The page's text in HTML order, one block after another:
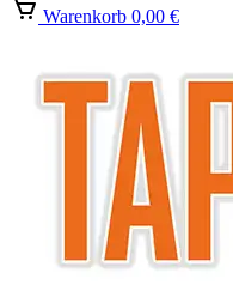
Warenkorb 0,00 €